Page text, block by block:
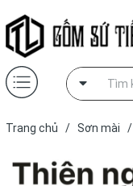
Trang chủ / Sơn mài /